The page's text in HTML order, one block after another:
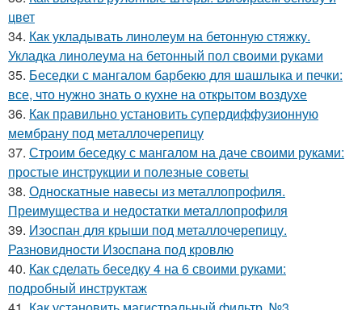
цвет
34. Как укладывать линолеум на бетонную стяжку.
Укладка линолеума на бетонный пол своими руками
35. Беседки с мангалом барбекю для шашлыка и печки:
все, что нужно знать о кухне на открытом воздухе
36. Как правильно установить супердиффузионную
мембрану под металлочерепицу
37. Строим беседку с мангалом на даче своими руками:
простые инструкции и полезные советы
38. Односкатные навесы из металлопрофиля.
Преимущества и недостатки металлопрофиля
39. Изоспан для крыши под металлочерепицу.
Разновидности Изоспана под кровлю
40. Как сделать беседку 4 на 6 своими руками:
подробный инструктаж